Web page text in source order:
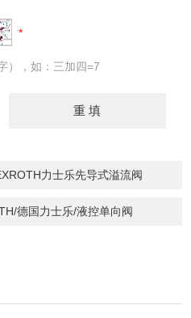
），如：三加四=7
力士乐先导式溢流阀
德国力士乐/液控单向阀